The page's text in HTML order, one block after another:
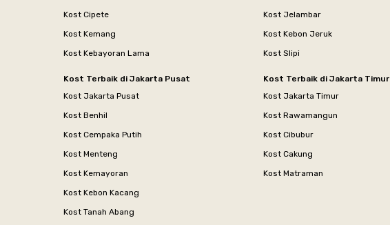
Kost Cipete
Kost Kemang
Kost Kebayoran Lama
Kost Terbaik di Jakarta Pusat
Kost Jakarta Pusat
Kost Benhil
Kost Cempaka Putih
Kost Menteng
Kost Kemayoran
Kost Kebon Kacang
Kost Tanah Abang
Kost Jelambar
Kost Kebon Jeruk
Kost Slipi
Kost Terbaik di Jakarta Timur
Kost Jakarta Timur
Kost Rawamangun
Kost Cibubur
Kost Cakung
Kost Matraman